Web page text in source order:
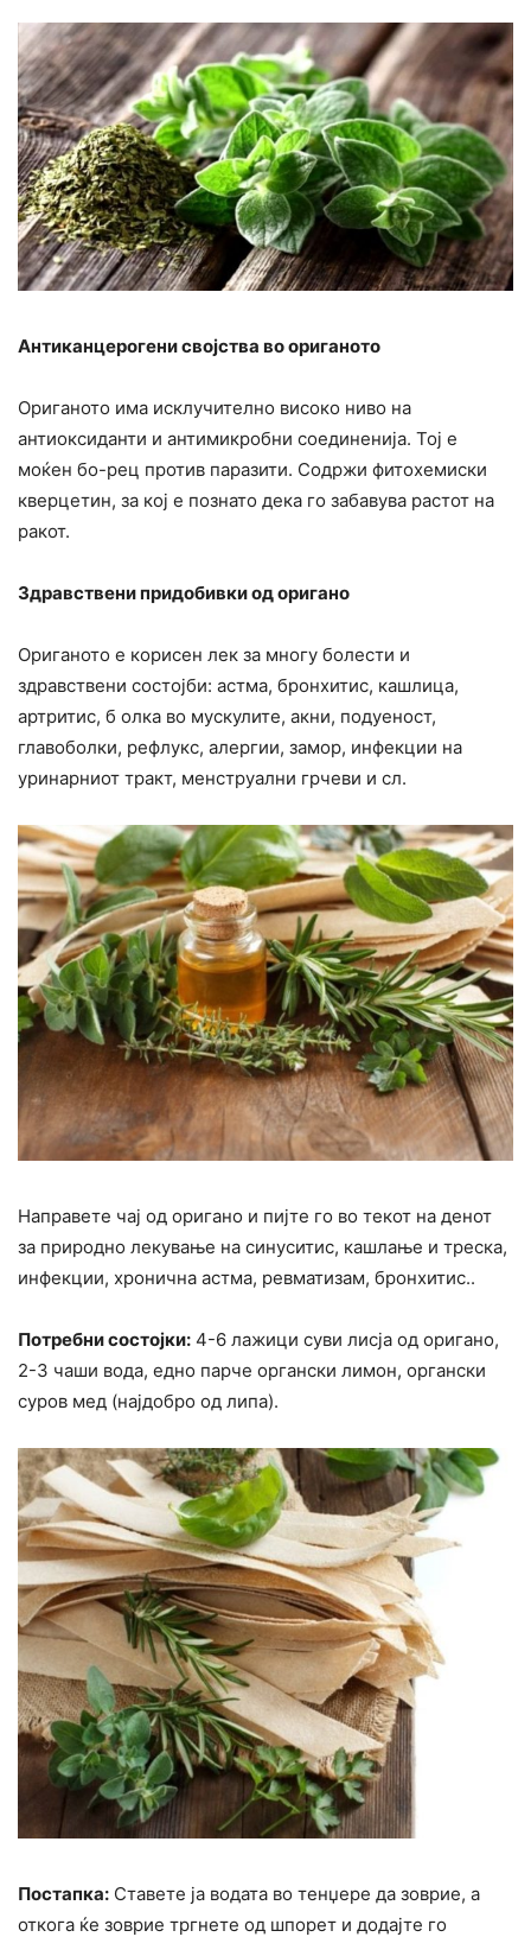
Антиканцерогени својства во ориганото
Ориганото има исклучително високо ниво на
антиоксиданти и антимикробни соединенија. Тој е
моќен бо-рец против паразити. Содржи фитохемиски
кверцетин, за кој е познато дека го забавува растот на
ракот.
Здравствени придобивки од оригано
Ориганото е корисен лек за многу болести и
здравствени состојби: астма, бронхитис, кашлица,
артритис, б олка во мускулите, акни, подуеност,
главоболки, рефлукс, алергии, замор, инфекции на
уринарниот тракт, менструални грчеви и сл.
Направете чај од оригано и пијте го во текот на денот
за природно лекување на синуситис, кашлање и треска,
инфекции, хронична астма, ревматизам, бронхитис..
Потребни состојки: 4-6 лажици суви лисја од оригано,
2-3 чаши вода, едно парче органски лимон, органски
суров мед (најдобро од липа).
Постапка: Ставете ја водата во тенџере да зоврие, а
откога ќе зоврие тргнете од шпорет и додајте го